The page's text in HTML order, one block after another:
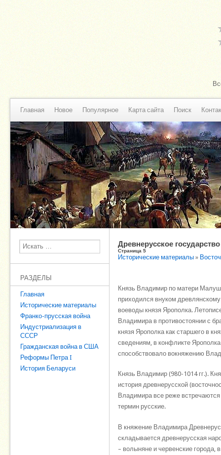
Главная Новое Популярное Карта сайта Поиск
Поиск
РАЗДЕЛЫ
Главная
Исторические материалы
Франко-прусская война
Индустриализация в
СССР
Гражданская война в США
Реформы Петра I
История Беларуси
Древнерусское
Страница 5
Исторические материалы »
Князь Владимир по матери
приходился внуком
воеводы князя Ярополка.
Владимира в противостоянии с
князя Ярополка как старшего в
сведениям, в конфликте
способствовало вокняжению
Князь Владимир (980-1014 гг.).
история древнерусской
Владимира все реже
термин русские.
В княжение Владимира
складывается древнерусская
– волыняне и червенские города,